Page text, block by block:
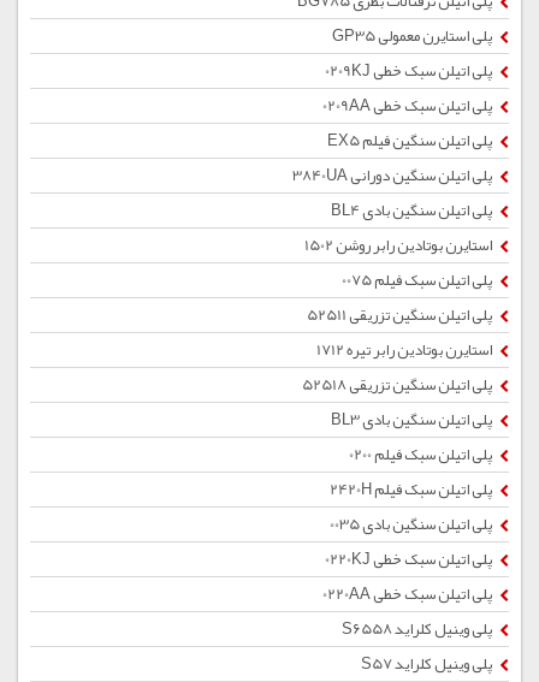
پلی استایرن معمولی GP35
پلی اتیلن سبک خطی 0209KJ
پلی اتیلن سبک خطی 0209AA
پلی اتیلن سنگین فیلم EX5
پلی اتیلن سنگین دورانی 3840UA
پلی اتیلن سنگین بادی BL4
استایرن بوتادین رابر روشن 1502
پلی اتیلن سبک فیلم 0075
پلی اتیلن سنگین تزریقی 52511
استایرن بوتادین رابر تیره 1712
پلی اتیلن سنگین تزریقی 52518
پلی اتیلن سنگین بادی BL3
پلی اتیلن سبک فیلم 0200
پلی اتیلن سبک فیلم 2420H
پلی اتیلن سنگین بادی 0035
پلی اتیلن سبک خطی 0220KJ
پلی اتیلن سبک خطی 0220AA
پلی وینیل کلراید S6558
پلی وینیل کلراید S57